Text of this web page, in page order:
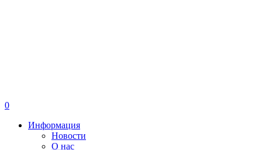
0
Информация
Новости
О нас